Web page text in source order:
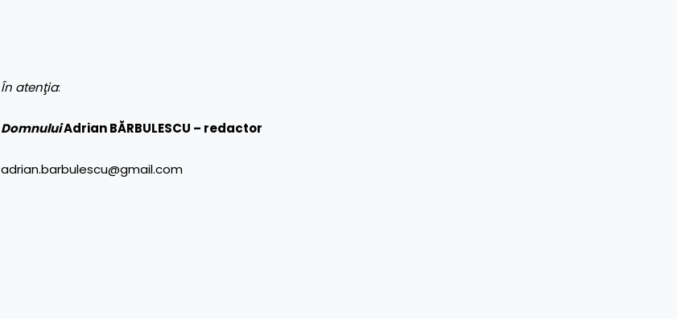
În atenţia:
DomnuluiAdrian BĂRBULESCU – redactor
adrian.barbulescu@gmail.com